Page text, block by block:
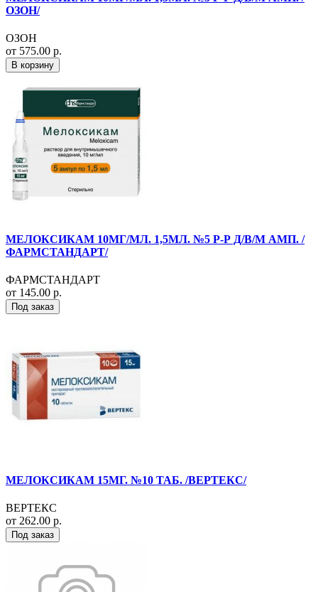
ОЗОН/
ОЗОН
от 575.00 р.
В корзину
МЕЛОКСИКАМ 10МГ/МЛ. 1,5МЛ. №5 Р-Р Д/В/М АМП. /
ФАРМСТАНДАРТ/
ФАРМСТАНДАРТ
от 145.00 р.
Под заказ
МЕЛОКСИКАМ 15МГ. №10 ТАБ. /ВЕРТЕКС/
ВЕРТЕКС
от 262.00 р.
Под заказ